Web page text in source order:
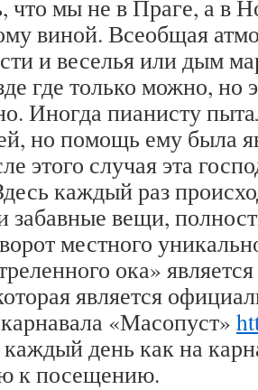
что мы не в Праге, а в
виной. Всеобщая
и веселья или дым
где только можно, но
Иногда пианисту
но помощь ему была
этого случая эта
каждый раз
забавные вещи,
местного
ока»
является
«Масопуст»
день как на
к посещению.